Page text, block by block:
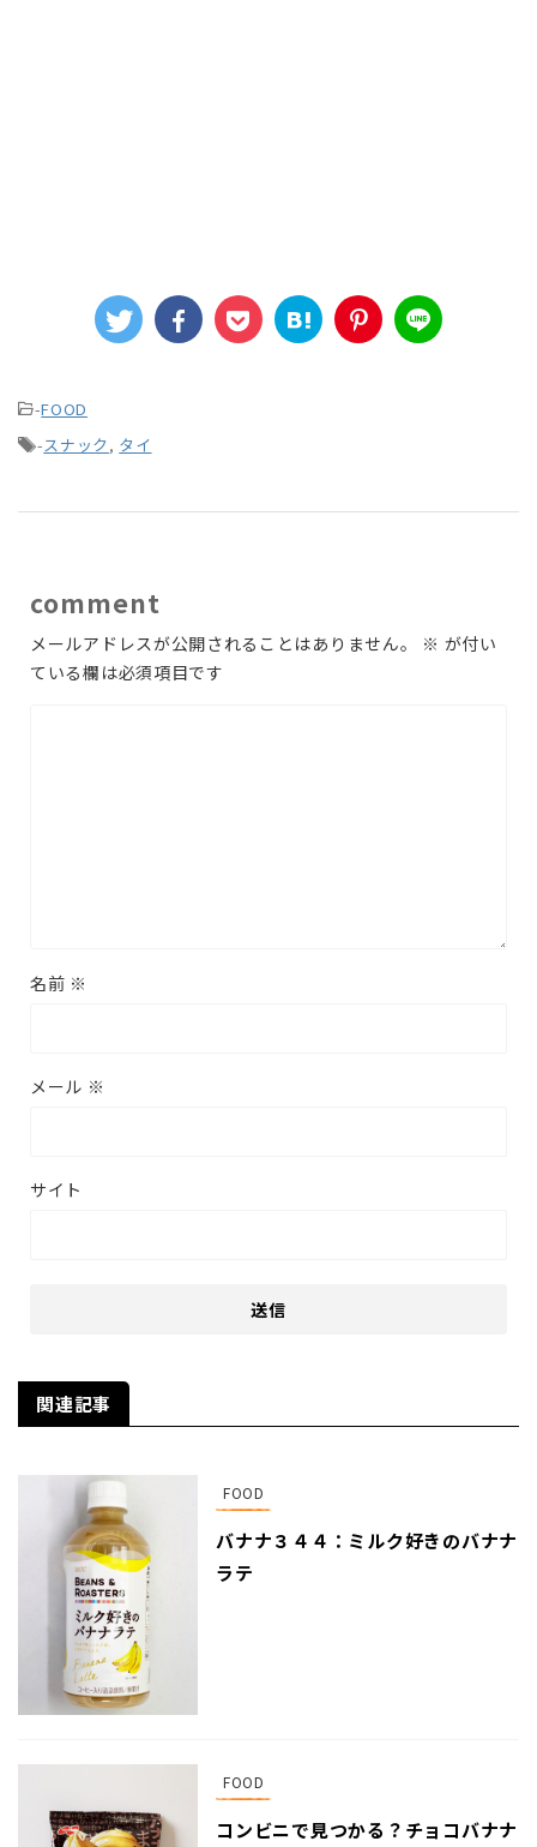
-FOOD
-スナック, タイ
comment
メールアドレスが公開されることはありません。 ※ が付い
ている欄は必須項目です
名前 ※
メール ※
サイト
関連記事
FOOD
バナナ３４４：ミルク好きのバナナ
ラテ
FOOD
コンビニで見つかる？チョコバナナ